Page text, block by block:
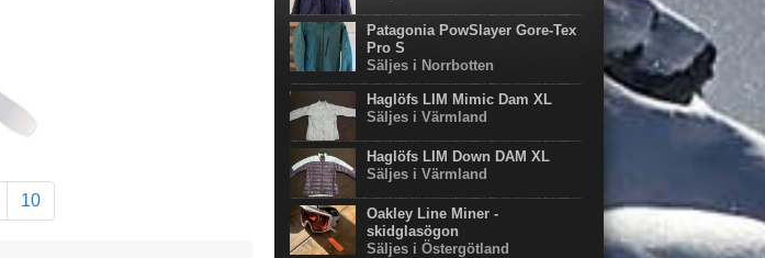
10
Patagonia PowSlayer Gore-Tex
Pro S
Säljes i Norrbotten
Haglöfs LIM Mimic Dam XL
Säljes i Värmland
Haglöfs LIM Down DAM XL
Säljes i Värmland
Oakley Line Miner -
skidglasögon
Säljes i Östergötland